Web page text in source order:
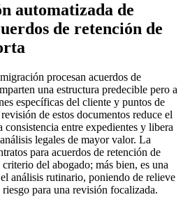
automatizada de
de retención de
procesan acuerdos de
una estructura predecible pero a
específicas del cliente y puntos de
de estos documentos reduce el
entre expedientes y libera
legales de mayor valor. La
para acuerdos de retención de
del abogado; más bien, es una
análisis rutinario, poniendo de relieve
para una revisión focalizada.